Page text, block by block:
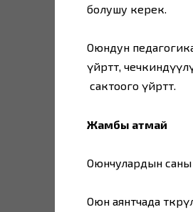
болушу керек.
Оюндун
үйрөтөт,
сактоого үйрөтөт.
Жамбы атмай
Оюнчулардын
Оюн аянтчада